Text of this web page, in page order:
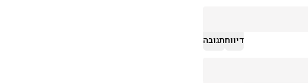
דיווחתגובה